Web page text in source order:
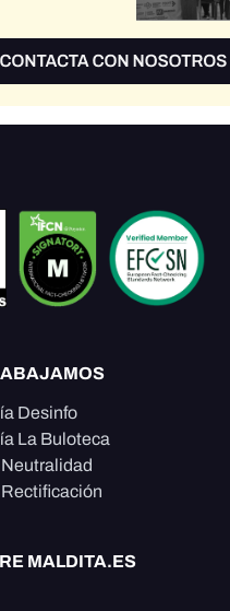
Desinfo
La Buloteca
MALDITA.ES